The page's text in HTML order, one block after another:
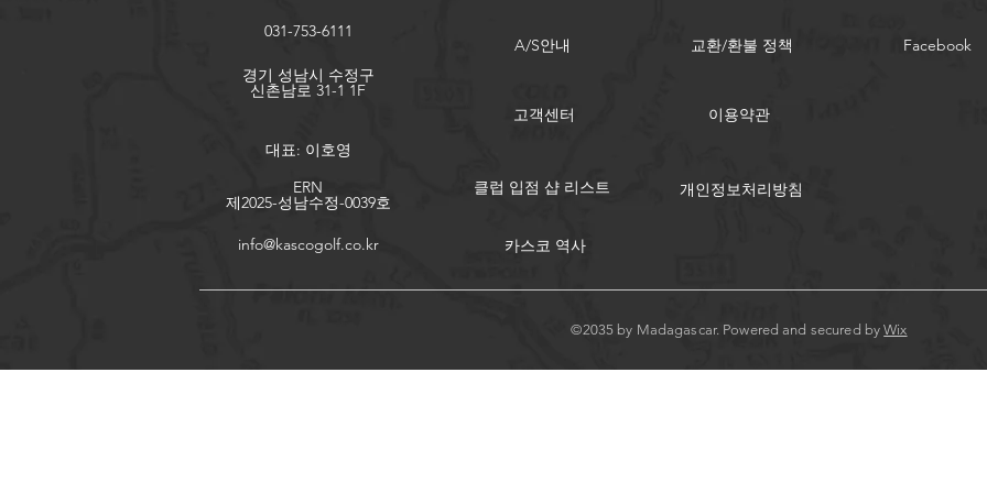
031-753-6111
경기 성남시 수정구
​신촌남로 31-1 1F
대표: 이호영
ERN
제2025-성남수정-0039호
info@kascogolf.co.kr
A/S안내
고객센터
교환/환불 정책
이용약관
Facebook
클럽 입점 샵 리스트 개인정보처리방침
카스코 역사
©2035 by Madagascar. Powered and secured byWix